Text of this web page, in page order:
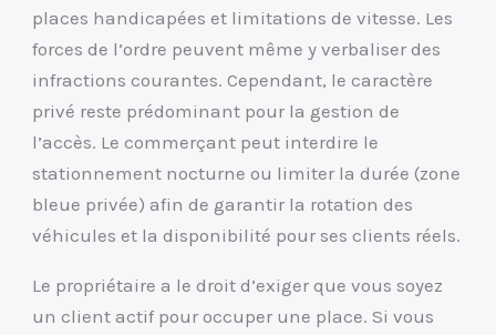
places handicapées et limitations de vitesse. Les
forces de l’ordre peuvent même y verbaliser des
infractions courantes. Cependant, le caractère
privé reste prédominant pour la gestion de
l’accès. Le commerçant peut interdire le
stationnement nocturne ou limiter la durée (zone
bleue privée) afin de garantir la rotation des
véhicules et la disponibilité pour ses clients réels.
Le propriétaire a le droit d’exiger que vous soyez
un client actif pour occuper une place. Si vous